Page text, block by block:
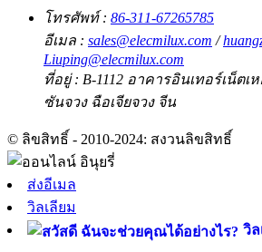
โทรศัพท์ : 86-311-67265785
อีเมล : sales@elecmilux.com /
Liuping@elecmilux.com
ที่อยู่ : B-1112 อาคารอินเทอร์เน็ตเ
ซันจวง ฉือเจียจวง จีน
© ลิขสิทธิ์ - 2010-2024: สงวนลิขสิทธิ์
ส่งอีเมล
วิลเลียม
วิล